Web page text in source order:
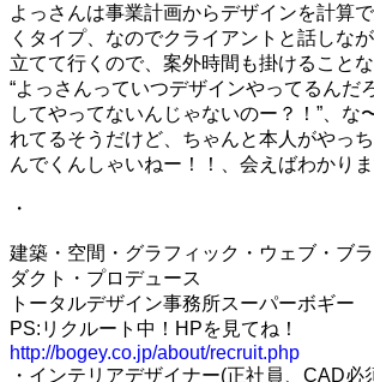
よっさんは事業計画からデザインを計算
くタイプ、なのでクライアントと話しな
立てて行くので、案外時間も掛けること
“よっさんっていつデザインやってるんだ
してやってないんじゃないのー？！”、な
れてるそうだけど、ちゃんと本人がやっ
んでくんしゃいねー！！、会えばわかり
・
建築・空間・グラフィック・ウェブ・ブ
ダクト・プロデュース
トータルデザイン事務所スーパーボギー
PS:リクルート中！HPを見てね！
http://bogey.co.jp/about/recruit.php
・インテリアデザイナー(正社員、CAD必